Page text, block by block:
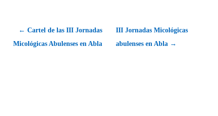
← Cartel de las III Jornadas
Micológicas Abulenses en Abla
III Jornadas Micológicas
abulenses en Abla →